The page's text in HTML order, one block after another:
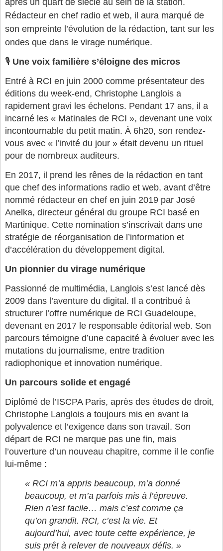
après un quart de siècle au sein de la station.
Rédacteur en chef radio et web, il aura marqué de
son empreinte l’évolution de la rédaction, tant sur les
ondes que dans le virage numérique.
🎙️ Une voix familière s’éloigne des micros
Entré à RCI en juin 2000 comme présentateur des
éditions du week-end, Christophe Langlois a
rapidement gravi les échelons. Pendant 17 ans, il a
incarné les « Matinales de RCI », devenant une voix
incontournable du petit matin. À 6h20, son rendez-
vous avec « l’invité du jour » était devenu un rituel
pour de nombreux auditeurs.
En 2017, il prend les rênes de la rédaction en tant
que chef des informations radio et web, avant d’être
nommé rédacteur en chef en juin 2019 par José
Anelka, directeur général du groupe RCI basé en
Martinique. Cette nomination s’inscrivait dans une
stratégie de réorganisation de l’information et
d’accélération du développement digital.
Un pionnier du virage numérique
Passionné de multimédia, Langlois s’est lancé dès
2009 dans l’aventure du digital. Il a contribué à
structurer l’offre numérique de RCI Guadeloupe,
devenant en 2017 le responsable éditorial web. Son
parcours témoigne d’une capacité à évoluer avec les
mutations du journalisme, entre tradition
radiophonique et innovation numérique.
Un parcours solide et engagé
Diplômé de l’ISCPA Paris, après des études de droit,
Christophe Langlois a toujours mis en avant la
polyvalence et l’exigence dans son travail. Son
départ de RCI ne marque pas une fin, mais
l’ouverture d’un nouveau chapitre, comme il le confie
lui-même :
« RCI m’a appris beaucoup, m’a donné
beaucoup, et m’a parfois mis à l’épreuve.
Rien n’est facile… mais c’est comme ça
qu’on grandit. RCI, c’est la vie. Et
aujourd’hui, avec toute cette expérience, je
suis prêt à relever de nouveaux défis. »